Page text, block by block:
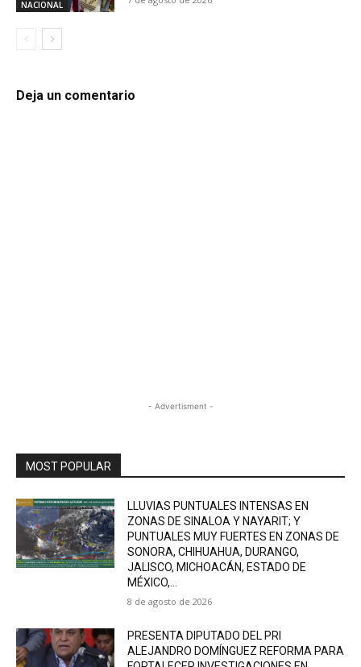
NACIONAL
Deja un comentario
- Advertisment -
MOST POPULAR
LLUVIAS PUNTUALES INTENSAS EN
ZONAS DE SINALOA Y NAYARIT; Y
PUNTUALES MUY FUERTES EN ZONAS DE
SONORA, CHIHUAHUA, DURANGO,
JALISCO, MICHOACÁN, ESTADO DE
MÉXICO,...
8 de agosto de 2026
PRESENTA DIPUTADO DEL PRI
ALEJANDRO DOMÍNGUEZ REFORMA PARA